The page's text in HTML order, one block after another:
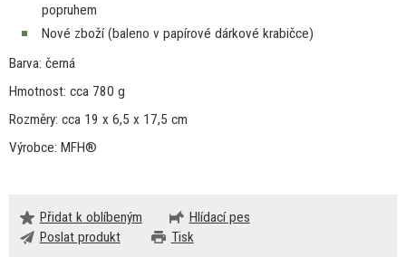
popruhem
Nové zboží (baleno v papírové dárkové krabičce)
Barva: černá
Hmotnost: cca 780 g
Rozměry: cca 19 x 6,5 x 17,5 cm
Výrobce: MFH®
Přidat k oblíbeným
Hlídací pes
Poslat produkt
Tisk